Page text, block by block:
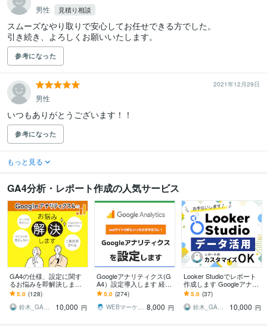
男性 見積り相談
スムーズなやり取りで安心してお任せできる方でした。
引き続き、よろしくお願いいたします。
参考になった
2021年12月29日
男性
いつもありがとうございます！！
参考になった
もっと見る
GA4分析・レポート作成の人気サービス
GA4の仕様、設定に関す
るお悩みを即解決します
Google アナリティクスの
どんな問題も即解決しま
す！
5.0 (128)
鈴木_GAコンサルタント
10,000 円
Googleアナリティクス(G
A4）設定導入します 経験
豊富なプロが最適な計測
を実現します
5.0 (274)
WEBマーケ屋 HIDAKA 8,000 円
Looker Studioでレポート
作成します Googleアナリ
ティクスのプロがデータ
活用を支援します！
5.0 (37)
鈴木_GAコンサルタント
10,000 円